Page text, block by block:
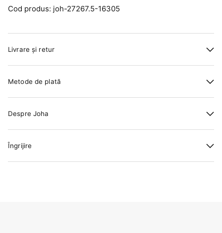
Cod produs: joh-27267.5-16305
Livrare și retur
Metode de plată
Despre Joha
Îngrijire